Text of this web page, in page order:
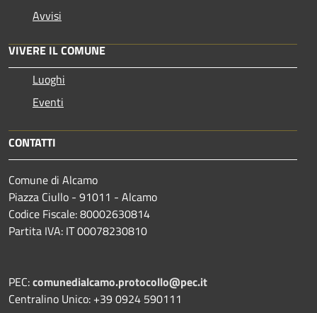
Avvisi
VIVERE IL COMUNE
Luoghi
Eventi
CONTATTI
Comune di Alcamo
Piazza Ciullo - 91011 - Alcamo
Codice Fiscale: 80002630814
Partita IVA: IT 00078230810
PEC:comunedialcamo.protocollo@pec.it
Centralino Unico: +39 0924 590111